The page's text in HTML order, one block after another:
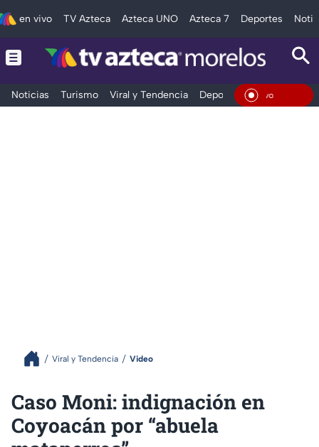
en vivo TV Azteca Azteca UNO Azteca 7 Deportes
Noticias Turismo Viral y Tendencia Deportes Espectáculos
En
Viral y Tendencia Video
Caso Moni: indignación en
Coyoacán por “abuela